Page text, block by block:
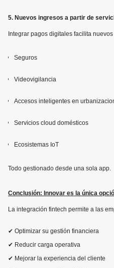
5. Nuevos ingresos a partir de
Integrar pagos digitales facilita
Seguros
Videovigilancia
Accesos inteligentes en
Servicios cloud domésticos
Ecosistemas IoT
Todo gestionado desde una sola app.
Conclusión: Innovar es la única
La integración fintech permite a las
✔ Optimizar su gestión financiera
✔ Reducir carga operativa
✔ Mejorar la experiencia del cliente